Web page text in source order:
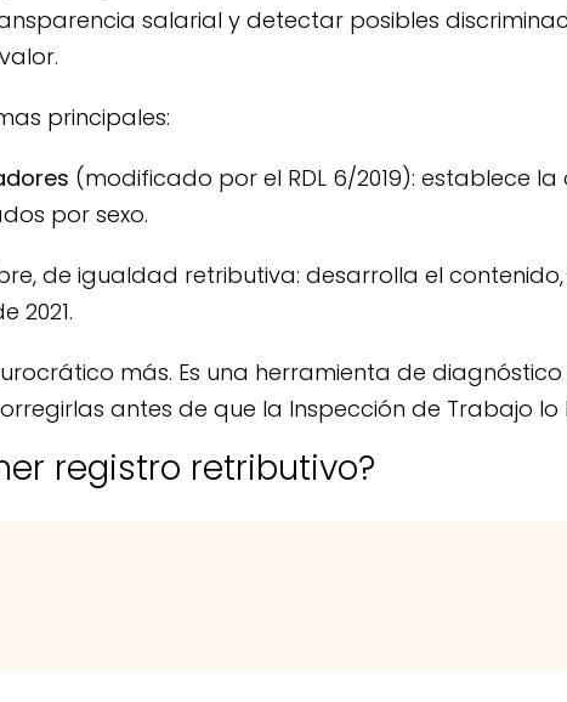
salarial y detectar posibles
principales:
(modificado por el RDL 6/2019): establece
por sexo.
de igualdad retributiva: desarrolla el
2021.
más. Es una herramienta de
antes de que la Inspección de Trabajo
registro retributivo?